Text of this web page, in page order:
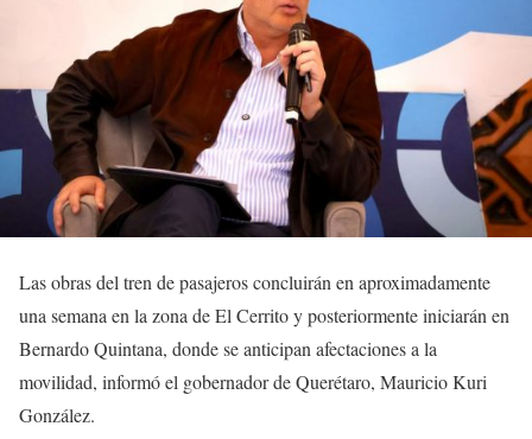
Las obras del tren de pasajeros concluirán en aproximadamente
una semana en la zona de El Cerrito y posteriormente iniciarán en
Bernardo Quintana, donde se anticipan afectaciones a la
movilidad, informó el gobernador de Querétaro, Mauricio Kuri
González.